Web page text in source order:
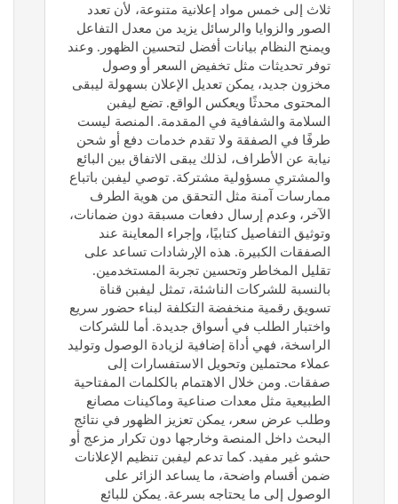
ثلاث إلى خمس مواد إعلانية متنوعة، لأن تعدد
الصور والزوايا والرسائل يزيد من معدل التفاعل
ويمنح النظام بيانات أفضل لتحسين الظهور. وعند
توفر تحديثات مثل تخفيض السعر أو وصول
مخزون جديد، يمكن تعديل الإعلان بسهولة ليبقى
المحتوى محدثًا ويعكس الواقع. تضع ليفبن
السلامة والشفافية في المقدمة. المنصة ليست
طرفًا في الصفقة ولا تقدم خدمات دفع أو شحن
نيابة عن الأطراف، لذلك يبقى الاتفاق بين البائع
والمشتري مسؤولية مشتركة. توصي ليفبن باتباع
ممارسات آمنة مثل التحقق من هوية الطرف
الآخر، وعدم إرسال دفعات مسبقة دون ضمانات،
وتوثيق التفاصيل كتابيًا، وإجراء المعاينة عند
الصفقات الكبيرة. هذه الإرشادات تساعد على
تقليل المخاطر وتحسين تجربة المستخدمين.
بالنسبة للشركات الناشئة، تمثل ليفبن قناة
تسويق رقمية منخفضة التكلفة لبناء حضور سريع
واختبار الطلب في أسواق جديدة. أما للشركات
الراسخة، فهي أداة إضافية لزيادة الوصول وتوليد
عملاء محتملين وتحويل الاستفسارات إلى
صفقات. ومن خلال الاهتمام بالكلمات المفتاحية
الطبيعية مثل معدات صناعية وماكينات مصانع
وطلب عرض سعر، يمكن تعزيز الظهور في نتائج
البحث داخل المنصة وخارجها دون تكرار مزعج أو
حشو غير مفيد. كما تدعم ليفبن تنظيم الإعلانات
ضمن أقسام واضحة، ما يساعد الزائر على
الوصول إلى ما يحتاجه بسرعة. يمكن للبائع